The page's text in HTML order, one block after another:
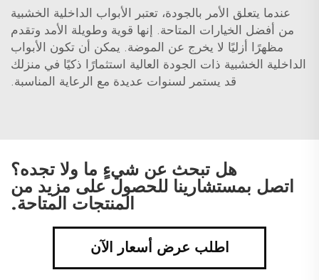
عندما يتعلق الأمر بالجودة، تعتبر الأبواب الداخلية الخشبية
من أفضل الخيارات المتاحة. إنها قوية وطويلة الأمد وتقدم
مظهرًا أزليًا لا يخرج عن الموضة. يمكن أن تكون الأبواب
الداخلية الخشبية ذات الجودة العالية استثمارًا ذكيًا في منزلك
قد يستمر لسنوات عديدة مع الرعاية المناسبة.
هل تبحث عن شيءٍ ما ولا تجده؟
اتصل بمستشارينا للحصول على مزيد من
المنتجات المتاحة.
اطلب عرض أسعار الآن